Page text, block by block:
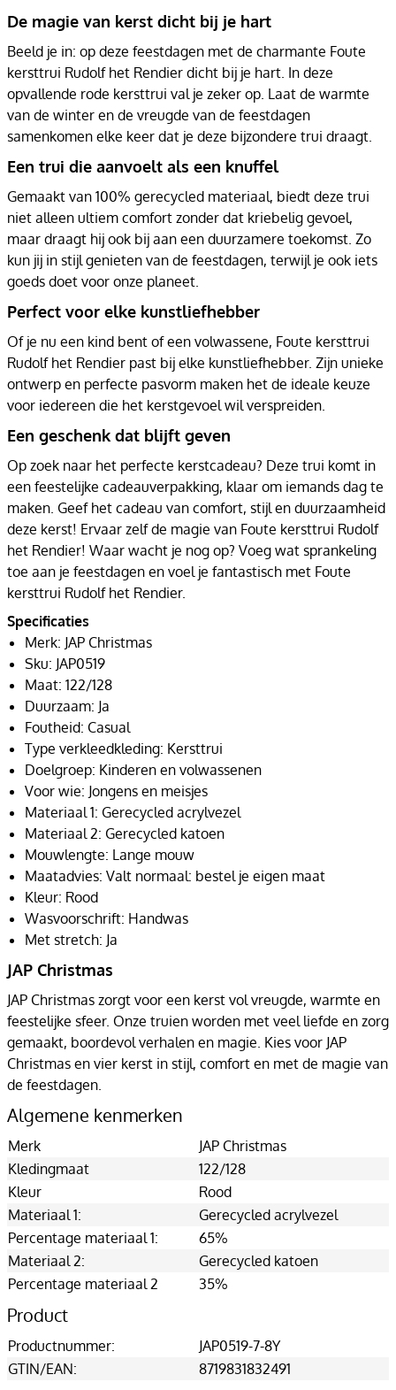
De magie van kerst dicht bij je hart
Beeld je in: op deze feestdagen met de charmante Foute
kersttrui Rudolf het Rendier dicht bij je hart. In deze
opvallende rode kersttrui val je zeker op. Laat de warmte
van de winter en de vreugde van de feestdagen
samenkomen elke keer dat je deze bijzondere trui draagt.
Een trui die aanvoelt als een knuffel
Gemaakt van 100% gerecycled materiaal, biedt deze trui
niet alleen ultiem comfort zonder dat kriebelig gevoel,
maar draagt hij ook bij aan een duurzamere toekomst. Zo
kun jij in stijl genieten van de feestdagen, terwijl je ook iets
goeds doet voor onze planeet.
Perfect voor elke kunstliefhebber
Of je nu een kind bent of een volwassene, Foute kersttrui
Rudolf het Rendier past bij elke kunstliefhebber. Zijn unieke
ontwerp en perfecte pasvorm maken het de ideale keuze
voor iedereen die het kerstgevoel wil verspreiden.
Een geschenk dat blijft geven
Op zoek naar het perfecte kerstcadeau? Deze trui komt in
een feestelijke cadeauverpakking, klaar om iemands dag te
maken. Geef het cadeau van comfort, stijl en duurzaamheid
deze kerst! Ervaar zelf de magie van Foute kersttrui Rudolf
het Rendier! Waar wacht je nog op? Voeg wat sprankeling
toe aan je feestdagen en voel je fantastisch met Foute
kersttrui Rudolf het Rendier.
Specificaties
Merk: JAP Christmas
Sku: JAP0519
Maat: 122/128
Duurzaam: Ja
Foutheid: Casual
Type verkleedkleding: Kersttrui
Doelgroep: Kinderen en volwassenen
Voor wie: Jongens en meisjes
Materiaal 1: Gerecycled acrylvezel
Materiaal 2: Gerecycled katoen
Mouwlengte: Lange mouw
Maatadvies: Valt normaal: bestel je eigen maat
Kleur: Rood
Wasvoorschrift: Handwas
Met stretch: Ja
JAP Christmas
JAP Christmas zorgt voor een kerst vol vreugde, warmte en
feestelijke sfeer. Onze truien worden met veel liefde en zorg
gemaakt, boordevol verhalen en magie. Kies voor JAP
Christmas en vier kerst in stijl, comfort en met de magie van
de feestdagen.
Algemene kenmerken
Merk
JAP Christmas
Kledingmaat
122/128
Kleur
Rood
Materiaal 1:
Gerecycled acrylvezel
Percentage materiaal 1:
65%
Materiaal 2:
Gerecycled katoen
Percentage materiaal 2
35%
Product
Productnummer:
JAP0519-7-8Y
GTIN/EAN:
8719831832491